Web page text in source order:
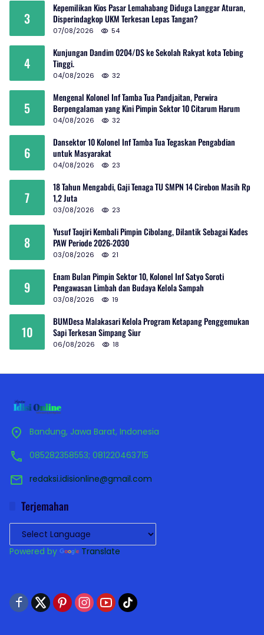
3
Kepemilikan Kios Pasar Lemahabang Diduga Langgar Aturan,
Disperindagkop UKM Terkesan Lepas Tangan?
07/08/2026 54
4
Kunjungan Dandim 0204/DS ke Sekolah Rakyat kota Tebing
Tinggi.
04/08/2026 32
5
Mengenal Kolonel Inf Tamba Tua Pandjaitan, Perwira
Berpengalaman yang Kini Pimpin Sektor 10 Citarum Harum
04/08/2026 32
6
Dansektor 10 Kolonel Inf Tamba Tua Tegaskan Pengabdian
untuk Masyarakat
04/08/2026 23
7
18 Tahun Mengabdi, Gaji Tenaga TU SMPN 14 Cirebon Masih Rp
1,2 Juta
03/08/2026 23
8
Yusuf Taojiri Kembali Pimpin Cibolang, Dilantik Sebagai Kades
PAW Periode 2026-2030
03/08/2026 21
9
Enam Bulan Pimpin Sektor 10, Kolonel Inf Satyo Soroti
Pengawasan Limbah dan Budaya Kelola Sampah
03/08/2026 19
10
BUMDesa Malakasari Kelola Program Ketapang Penggemukan
Sapi Terkesan Simpang Siur
06/08/2026 18
Bandung, Jawa Barat, Indonesia
085282358553; 081220463715
redaksi.idisionline@gmail.com
Terjemahan
Powered by Translate